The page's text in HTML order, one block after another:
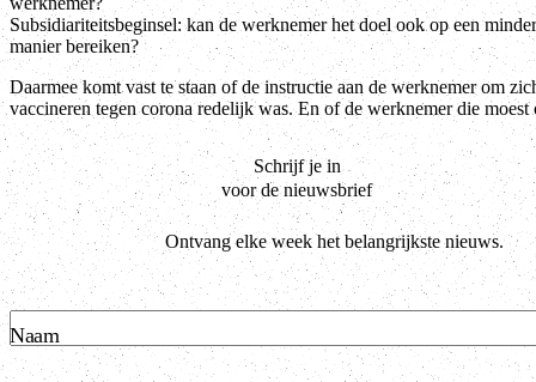
Subsidiariteitsbeginsel: kan de werknemer het doel ook op een
manier bereiken?
Daarmee komt vast te staan of de instructie aan de werknemer om
vaccineren tegen corona redelijk was. En of de werknemer die moest
Schrijf je in
voor de nieuwsbrief
Ontvang elke week het belangrijkste nieuws.
Naam